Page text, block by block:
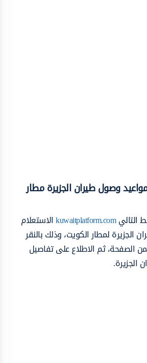
وصول طيران الجزيرة مطار
التاليkuwaitplatform.comالاستعلام
الجزيرة لمطار الكويت، وذلك بالنقر
الصفحة، ثم الاطلاع على تفاصيل
الجزيرة.